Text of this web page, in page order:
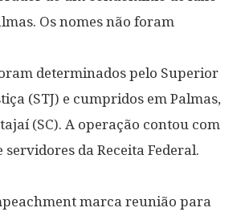
Os nomes não foram
determinados pelo Superior
(STJ) e cumpridos em Palmas,
(SC). A operação contou com
da Receita Federal.
marca reunião para